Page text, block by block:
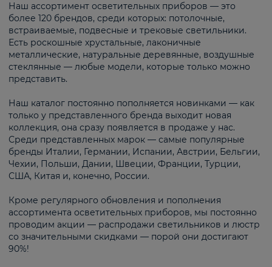
Наш ассортимент осветительных приборов — это
более 120 брендов, среди которых: потолочные,
встраиваемые, подвесные и трековые светильники.
Есть роскошные хрустальные, лаконичные
металлические, натуральные деревянные, воздушные
стеклянные — любые модели, которые только можно
представить.
Наш каталог постоянно пополняется новинками — как
только у представленного бренда выходит новая
коллекция, она сразу появляется в продаже у нас.
Среди представленных марок — самые популярные
бренды Италии, Германии, Испании, Австрии, Бельгии,
Чехии, Польши, Дании, Швеции, Франции, Турции,
США, Китая и, конечно, России.
Кроме регулярного обновления и пополнения
ассортимента осветительных приборов, мы постоянно
проводим акции — распродажи светильников и люстр
со значительными скидками — порой они достигают
90%!